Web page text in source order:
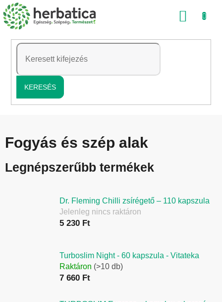
Ugrás
a
tartalomhoz
KERESÉS
Fogyás és szép alak
Legnépszerűbb termékek
Dr. Fleming Chilli zsírégető – 110 kapszula
Jelenleg nincs raktáron
5 230 Ft
Turboslim Night - 60 kapszula - Vitateka
Raktáron (>10 db)
7 660 Ft